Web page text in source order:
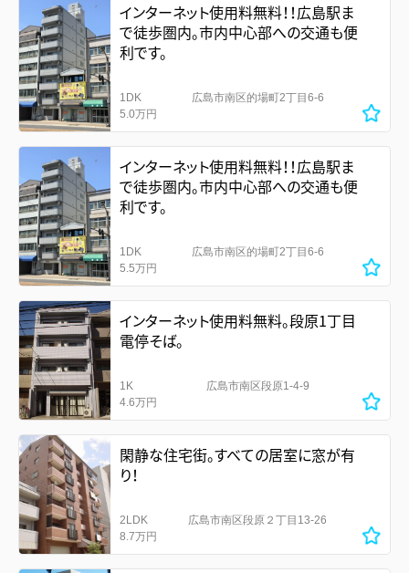
インターネット使用料無料！！広島駅ま
で徒歩圏内。市内中心部への交通も便
利です。
1DK
5.0万円
広島市南区的場町2丁目6-6
インターネット使用料無料！！広島駅ま
で徒歩圏内。市内中心部への交通も便
利です。
1DK
5.5万円
広島市南区的場町2丁目6-6
インターネット使用料無料。段原1丁目
電停そば。
1K
4.6万円
広島市南区段原1-4-9
閑静な住宅街。すべての居室に窓が有
り！
2LDK
8.7万円
広島市南区段原２丁目13-26